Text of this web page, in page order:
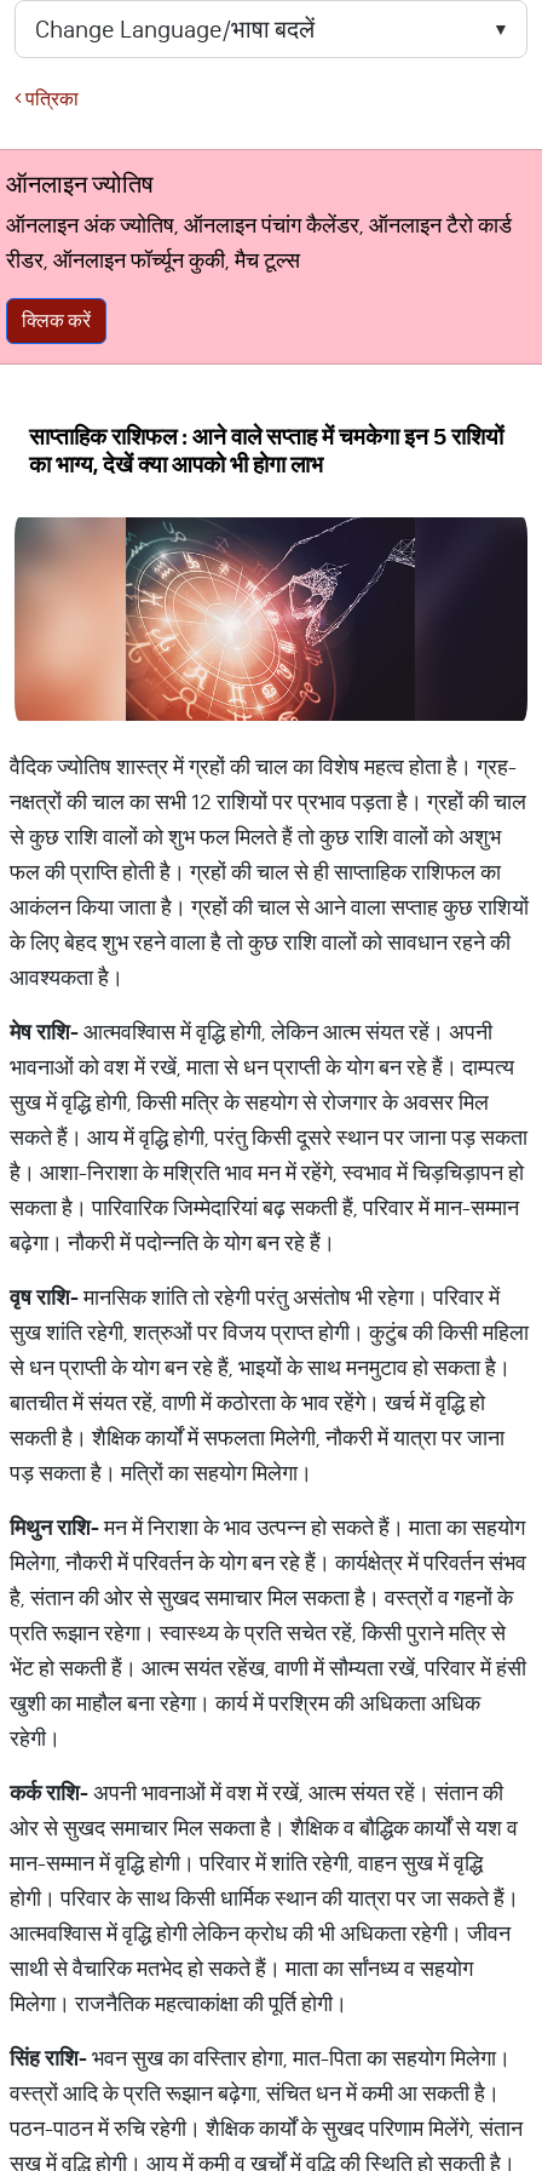
पत्रिका
ऑनलाइन ज्योतिष
ऑनलाइन अंक ज्योतिष, ऑनलाइन पंचांग कैलेंडर, ऑनलाइन टैरो कार्ड
रीडर, ऑनलाइन फॉर्च्यून कुकी, मैच टूल्स
क्लिक करें
साप्ताहिक राशिफल : आने वाले सप्ताह में चमकेगा इन 5 राशियों
का भाग्य, देखें क्या आपको भी होगा लाभ
वैदिक ज्योतिष शास्त्र में ग्रहों की चाल का विशेष महत्व होता है। ग्रह-
नक्षत्रों की चाल का सभी 12 राशियों पर प्रभाव पड़ता है। ग्रहों की चाल
से कुछ राशि वालों को शुभ फल मिलते हैं तो कुछ राशि वालों को अशुभ
फल की प्राप्ति होती है। ग्रहों की चाल से ही साप्ताहिक राशिफल का
आकंलन किया जाता है। ग्रहों की चाल से आने वाला सप्ताह कुछ राशियों
के लिए बेहद शुभ रहने वाला है तो कुछ राशि वालों को सावधान रहने की
आवश्यकता है।
मेषराशि-आत्मवश्विास में वृद्धि होगी, लेकिन आत्म संयत रहें। अपनी
भावनाओं को वश में रखें, माता से धन प्राप्ती के योग बन रहे हैं। दाम्पत्य
सुख में वृद्धि होगी, किसी मत्रि के सहयोग से रोजगार के अवसर मिल
सकते हैं। आय में वृद्धि होगी, परंतु किसी दूसरे स्थान पर जाना पड़ सकता
है। आशा-निराशा के मश्रिति भाव मन में रहेंगे, स्वभाव में चिड़चिड़ापन हो
सकता है। पारिवारिक जिम्मेदारियां बढ़ सकती हैं, परिवार में मान-सम्मान
बढ़ेगा। नौकरी में पदोन्नति के योग बन रहे हैं।
वृषराशि-मानसिक शांति तो रहेगी परंतु असंतोष भी रहेगा। परिवार में
सुख शांति रहेगी, शत्रुओं पर विजय प्राप्त होगी। कुटुंब की किसी महिला
से धन प्राप्ती के योग बन रहे हैं, भाइयों के साथ मनमुटाव हो सकता है।
बातचीत में संयत रहें, वाणी में कठोरता के भाव रहेंगे। खर्च में वृद्धि हो
सकती है। शैक्षिक कार्यों में सफलता मिलेगी, नौकरी में यात्रा पर जाना
पड़ सकता है। मत्रिों का सहयोग मिलेगा।
मिथुनराशि-मन में निराशा के भाव उत्पन्न हो सकते हैं। माता का सहयोग
मिलेगा, नौकरी में परिवर्तन के योग बन रहे हैं। कार्यक्षेत्र में परिवर्तन संभव
है, संतान की ओर से सुखद समाचार मिल सकता है। वस्त्रों व गहनों के
प्रति रूझान रहेगा। स्वास्थ्य के प्रति सचेत रहें, किसी पुराने मत्रि से
भेंट हो सकती हैं। आत्म सयंत रहेंख, वाणी में सौम्यता रखें, परिवार में हंसी
खुशी का माहौल बना रहेगा। कार्य में परश्रिम की अधिकता अधिक
रहेगी।
कर्कराशि-अपनी भावनाओं में वश में रखें, आत्म संयत रहें। संतान की
ओर से सुखद समाचार मिल सकता है। शैक्षिक व बौद्धिक कार्यों से यश व
मान-सम्मान में वृद्धि होगी। परिवार में शांति रहेगी, वाहन सुख में वृद्धि
होगी। परिवार के साथ किसी धार्मिक स्थान की यात्रा पर जा सकते हैं।
आत्मवश्विास में वृद्धि होगी लेकिन क्रोध की भी अधिकता रहेगी। जीवन
साथी से वैचारिक मतभेद हो सकते हैं। माता का र्सांनध्य व सहयोग
मिलेगा। राजनैतिक महत्वाकांक्षा की पूर्ति होगी।
सिंहराशि-भवन सुख का वस्तिार होगा, मात-पिता का सहयोग मिलेगा।
वस्त्रों आदि के प्रति रूझान बढ़ेगा, संचित धन में कमी आ सकती है।
पठन-पाठन में रुचि रहेगी। शैक्षिक कार्यों के सुखद परिणाम मिलेंगे, संतान
सुख में वृद्धि होगी। आय में कमी व खर्चों में वृद्धि की स्थिति हो सकती है।